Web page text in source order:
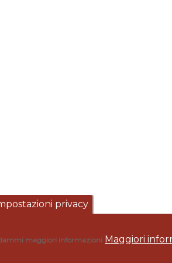
privacy
maggiori informazioni Maggiori